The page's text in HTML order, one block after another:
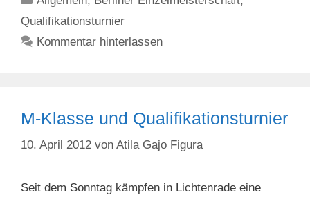
Qualifikationsturnier
Kommentar hinterlassen
M-Klasse und Qualifikationsturnier
10. April 2012 von Atila Gajo Figura
Seit dem Sonntag kämpfen in Lichtenrade eine